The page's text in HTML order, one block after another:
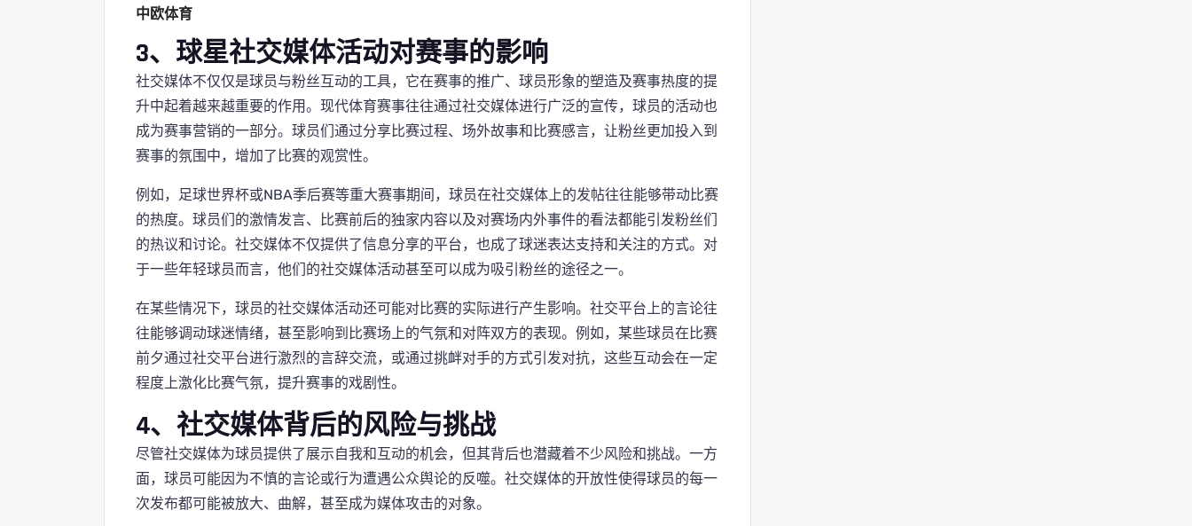
中欧体育
3、球星社交媒体活动对赛事的影响
社交媒体不仅仅是球员与粉丝互动的工具，它在赛事的推广、球员形象的塑造及赛事热度的提
升中起着越来越重要的作用。现代体育赛事往往通过社交媒体进行广泛的宣传，球员的活动也
成为赛事营销的一部分。球员们通过分享比赛过程、场外故事和比赛感言，让粉丝更加投入到
赛事的氛围中，增加了比赛的观赏性。
例如，足球世界杯或NBA季后赛等重大赛事期间，球员在社交媒体上的发帖往往能够带动比赛
的热度。球员们的激情发言、比赛前后的独家内容以及对赛场内外事件的看法都能引发粉丝们
的热议和讨论。社交媒体不仅提供了信息分享的平台，也成了球迷表达支持和关注的方式。对
于一些年轻球员而言，他们的社交媒体活动甚至可以成为吸引粉丝的途径之一。
在某些情况下，球员的社交媒体活动还可能对比赛的实际进行产生影响。社交平台上的言论往
往能够调动球迷情绪，甚至影响到比赛场上的气氛和对阵双方的表现。例如，某些球员在比赛
前夕通过社交平台进行激烈的言辞交流，或通过挑衅对手的方式引发对抗，这些互动会在一定
程度上激化比赛气氛，提升赛事的戏剧性。
4、社交媒体背后的风险与挑战
尽管社交媒体为球员提供了展示自我和互动的机会，但其背后也潜藏着不少风险和挑战。一方
面，球员可能因为不慎的言论或行为遭遇公众舆论的反噬。社交媒体的开放性使得球员的每一
次发布都可能被放大、曲解，甚至成为媒体攻击的对象。